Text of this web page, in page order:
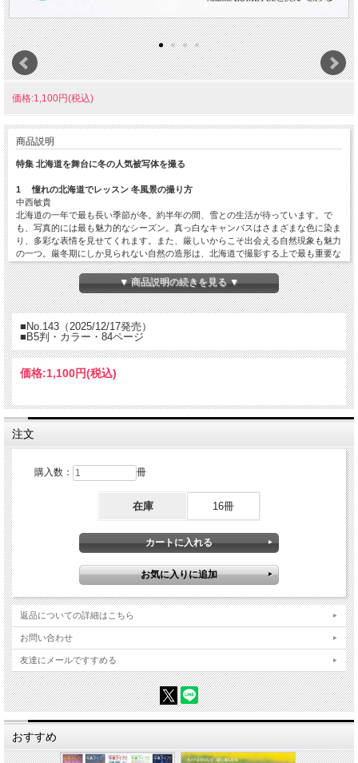
価格:1,100円(税込)
商品説明
特集 北海道を舞台に冬の人気被写体を撮る
1 憧れの北海道でレッスン 冬風景の撮り方
中西敏貴
北海道の一年で最も長い季節が冬。約半年の間、雪との生活が待っています。で
も、写真的には最も魅力的なシーズン。真っ白なキャンバスはさまざまな色に染ま
り、多彩な表情を見せてくれます。また、厳しいからこそ出会える自然現象も魅力
の一つ。厳冬期にしか見られない自然の造形は、北海道で撮影する上で最も重要な
モチーフです。
２ 北海道を舞台に野生動物を撮りたい！
高橋忠照
すから、向き合い方を知っておかないと撮れないばかりか、多くの人に迷惑がかか
ります。まずはそんな心構えから、自然写真家の高橋忠照さんに教えてもらいま
す！
３ 冬の鉄道を撮る
雪の中を疾走する鉄道は絵になります。普段は雑然とした周囲の様子も雪がきれい
に隠してくれて、車体の輪郭が明確に浮かび上がります。車両そのものの魅力もあ
りますが、広大な風景を活かした撮影もいつかは撮りたいものです。情緒ある鉄道
写真の撮り方をお伝えします。
４ 煌めく星空を撮ってみたい！
夜空に煌めく星に憧れた写真を始めたという方もいるでしょう。私も魅了されたう
ちのひとり。特に北海道は漆黒の闇に浮かぶ星を撮れる場所もあって、一度は撮り
にきたい場所だと思います。今回は、一発撮りで星空を撮る方法をお伝えします。
・冬の北海道撮影 準備編／現場編
・撮影ツアーに参加してみよう
・車中泊ライフの楽しみ方
て」
テレビ朝日、朝のニュース番組でおなじみの斎藤ちはるアナウンサーが撮りお取り
した写真作品で１年間楽しめるカレンダーが今年も付録となります。旅好きな斎藤
さんならではの各地で撮られた写真がおしゃれで素敵。ぜひ本誌と一緒にお楽しみ
ください。
▼ 商品説明の続きを見る ▼
■No.143（2025/12/17発売）
■B5判・カラー・84ページ
価格:1,100円(税込)
注文
購入数： 冊
在庫 16冊
返品についての詳細はこちら
お問い合わせ
友達にメールですすめる
おすすめ